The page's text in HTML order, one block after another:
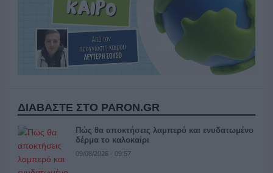
ΔΙΑΒΑΣΤΕ ΣΤΟ PARON.GR
Πώς θα αποκτήσεις λαμπερό και ενυδατωμένο
δέρμα το καλοκαίρι
09/08/2026 - 09:57